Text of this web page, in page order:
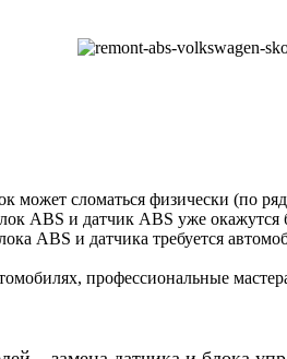
может сломаться физически (по
ABS и датчик ABS уже
ABS и датчика требуется
профессиональные